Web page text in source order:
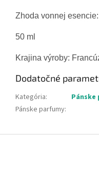
Zhoda vonnej
50 ml
Krajina výroby:
Dodatočné
Kategória:
Pánske parfumy: